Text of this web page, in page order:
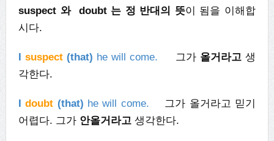
suspect 와 doubt 는 정 반대의 뜻이 됨을 이해합
시다.
I suspect(that) he will come. 그가 올거라고 생
각한다.
Idoubt (that) he will come.
그가 올거라고 믿기
어렵다. 그가 안올거라고 생각한다.